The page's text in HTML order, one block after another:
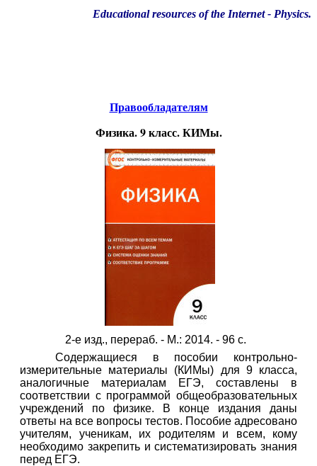
Educational resources of the Internet- Physics.
Правообладателям
Физика. 9 класс. КИМы.
2-е изд., перераб. - М.: 2014. - 96 с.
Содержащиеся в пособии контрольно-
измерительные материалы (КИМы) для 9 класса,
аналогичные материалам ЕГЭ, составлены в
соответствии с программой общеобразовательных
учреждений по физике. В конце издания даны
ответы на все вопросы тестов. Пособие адресовано
учителям, ученикам, их родителям и всем, кому
необходимо закрепить и систематизировать знания
перед ЕГЭ.